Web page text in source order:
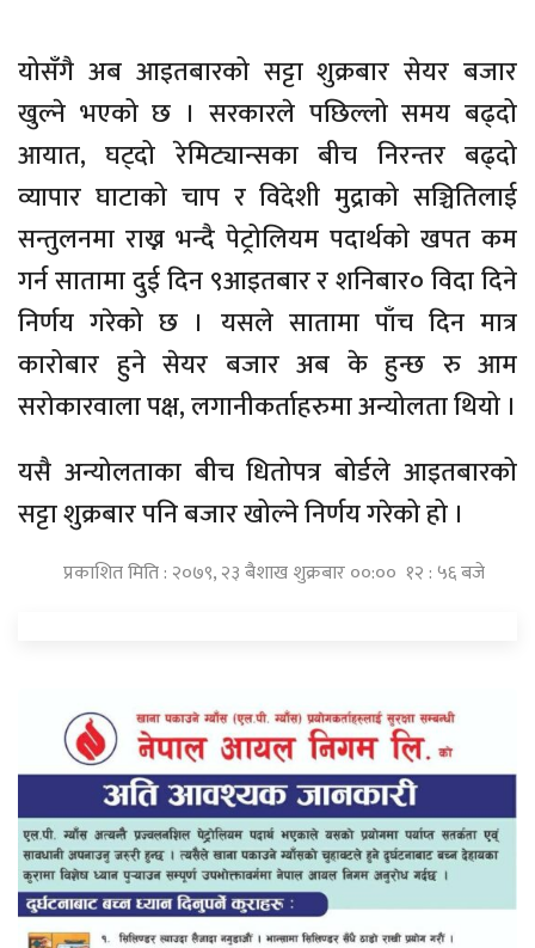
योसँगै अब आइतबारको सट्टा शुक्रबार सेयर बजार
खुल्ने भएको छ । सरकारले पछिल्लो समय बढ्दो
आयात, घट्दो रेमिट्यान्सका बीच निरन्तर बढ्दो
व्यापार घाटाको चाप र विदेशी मुद्राको सञ्चितिलाई
सन्तुलनमा राख्न भन्दै पेट्रोलियम पदार्थको खपत कम
गर्न सातामा दुई दिन ९आइतबार र शनिबार० विदा दिने
निर्णय गरेको छ । यसले सातामा पाँच दिन मात्र
कारोबार हुने सेयर बजार अब के हुन्छ रु आम
सरोकारवाला पक्ष, लगानीकर्ताहरुमा अन्योलता थियो ।
यसै अन्योलताका बीच धितोपत्र बोर्डले आइतबारको
सट्टा शुक्रबार पनि बजार खोल्ने निर्णय गरेको हो ।
प्रकाशित मिति : २०७९, २३ बैशाख शुक्रबार ००:०० १२ : ५६ बजे